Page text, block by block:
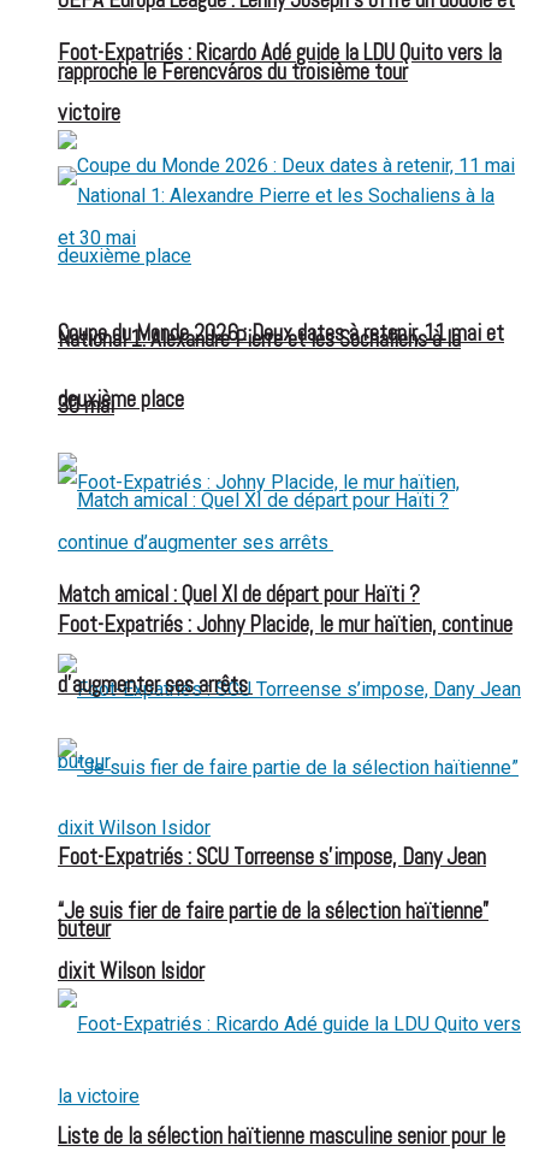
rapproche le Ferencváros du troisième tour
Coupe du Monde 2026 : Deux dates à retenir, 11 mai et
30 mai
Match amical : Quel XI de départ pour Haïti ?
Foot-Expatriés : SCU Torreense s’impose, Dany Jean
buteur
Foot-Expatriés : Ricardo Adé guide la LDU Quito vers la
victoire
National 1: Alexandre Pierre et les Sochaliens à la
deuxième place
Foot-Expatriés : Johny Placide, le mur haïtien, continue
d’augmenter ses arrêts
“Je suis fier de faire partie de la sélection haïtienne”
dixit Wilson Isidor
Liste de la sélection haïtienne masculine senior pour le